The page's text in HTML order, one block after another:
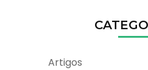
Artigos